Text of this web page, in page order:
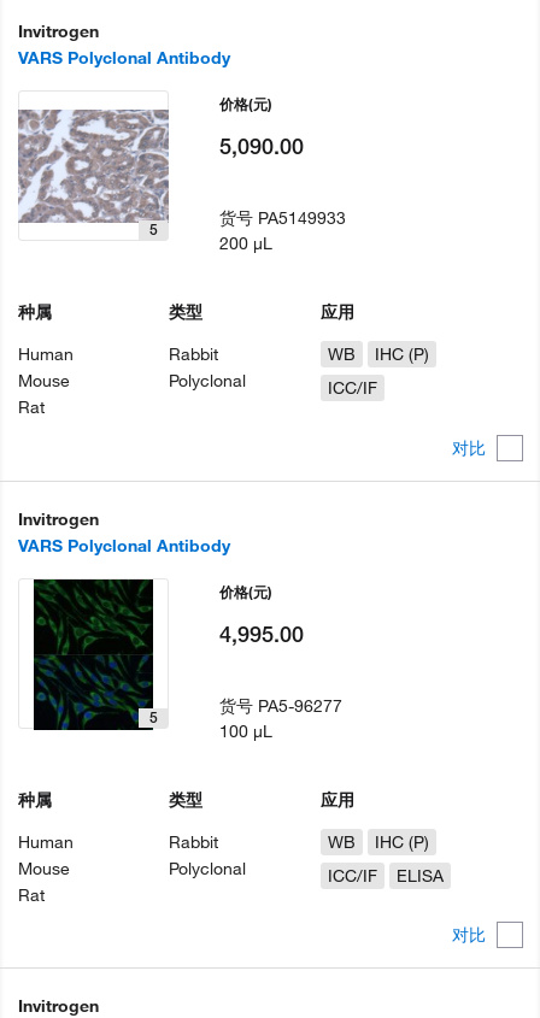
Invitrogen
VARS Polyclonal Antibody
对比
5
种属
Human
Mouse
Rat
类型
Rabbit
Polyclonal
应用
WB
IHC (P)
ICC/IF
价格(元)
5,090.00
货号 PA5149933
200 µL
Invitrogen
VARS Polyclonal Antibody
对比
5
种属
Human
Mouse
Rat
类型
Rabbit
Polyclonal
应用
WB
IHC (P)
ICC/IF
ELISA
价格(元)
4,995.00
货号 PA5-96277
100 µL
Invitrogen